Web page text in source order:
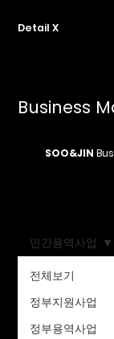
Detail X
Business
SOO&JIN
전체보기
정부지원사업
정부용역사업
민간용역사업
게시되